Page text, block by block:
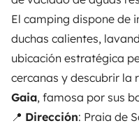
El camping dispone de
duchas calientes,
ubicación estratégica
cercanas y descubrir la
Gaia, famosa por sus
📍 Dirección: Praia de